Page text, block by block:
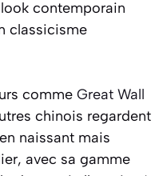
contemporain
classicisme
comme Great Wall
chinois regardent
naissant mais
avec sa gamme